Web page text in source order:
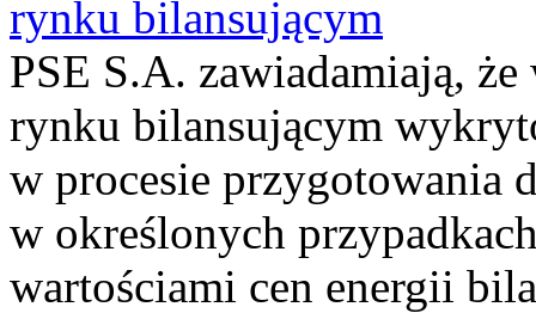
rynku bilansującym
PSE S.A. zawiadamiają,
rynku bilansującym
w procesie przygotowania
w określonych
wartościami cen energii